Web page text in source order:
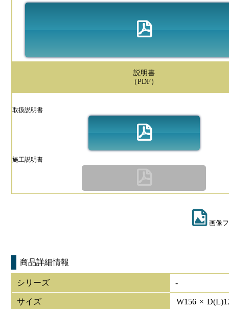
説明書
（PDF）
取扱説明書
施工説明書
画像
商品詳細情報
シリーズ -
サイズ W156 × D(L)